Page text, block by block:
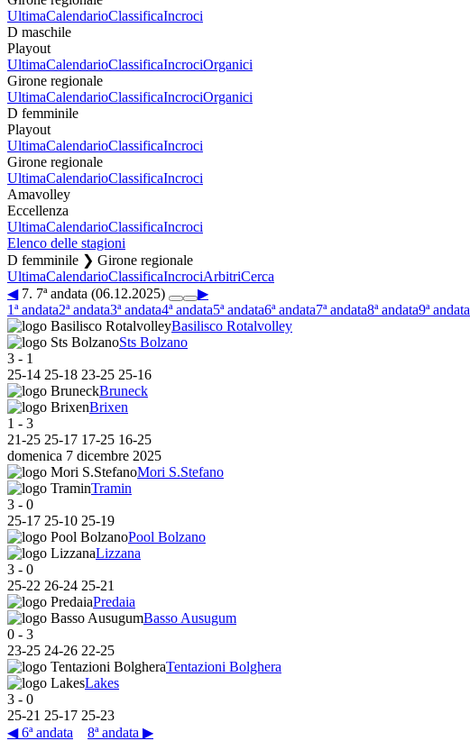
UltimaCalendarioClassificaIncroci
D maschile
Playout
UltimaCalendarioClassificaIncrociOrganici
Girone regionale
UltimaCalendarioClassificaIncrociOrganici
D femminile
Playout
UltimaCalendarioClassificaIncroci
Girone regionale
UltimaCalendarioClassificaIncroci
Amavolley
Eccellenza
UltimaCalendarioClassificaIncroci
Elenco delle stagioni
D femminile ❯ Girone regionale
UltimaCalendarioClassificaIncrociArbitriCerca
◀7. 7ª andata (06.12.2025)
▶
1ª andata2ª andata3ª andata4ª andata5ª andata6ª andata7ª andata8ª andata9ª andata
Basilisco Rotalvolley
Sts Bolzano
3 - 1
25-14 25-18 23-25 25-16
Bruneck
Brixen
1 - 3
21-25 25-17 17-25 16-25
domenica 7 dicembre 2025
Mori S.Stefano
Tramin
3 - 0
25-17 25-10 25-19
Pool Bolzano
Lizzana
3 - 0
25-22 26-24 25-21
Predaia
Basso Ausugum
0 - 3
23-25 24-26 22-25
Tentazioni Bolghera
Lakes
3 - 0
25-21 25-17 25-23
◀ 6ª andata
8ª andata ▶